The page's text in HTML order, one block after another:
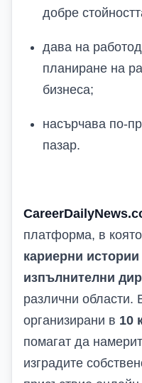
добре
дава на
планиране на
бизнеса;
насърчава по-
пазар.
платформа, в
кариерни истории
изпълнителни
различни области.
организирани в 10
помагат да
изградите